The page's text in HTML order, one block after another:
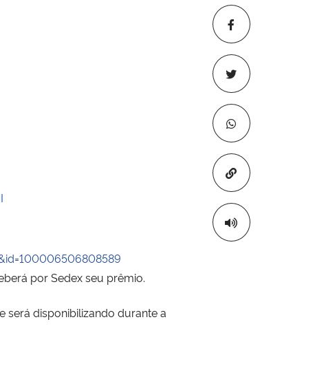
Copiar para
por Sedex seu prêmio.
será disponibilizando durante a